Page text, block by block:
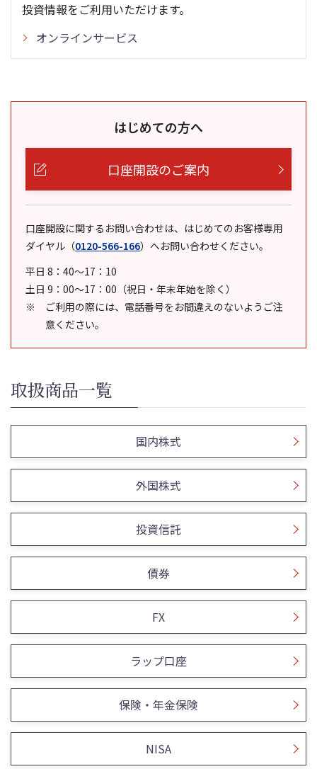
投資情報をご利用いただけます。
オンラインサービス
はじめての方へ
口座開設のご案内
口座開設に関するお問い合わせは、はじめてのお客様専用
ダイヤル （0120-566-166） へお問い合わせください。
平日 8：40～17：10
土日 9：00～17：00（祝日・年末年始を除く）
ご利用の際には、電話番号をお間違えのないようご注
意ください。
取扱商品一覧
国内株式
外国株式
投資信託
債券
FX
ラップ口座
保険・年金保険
NISA